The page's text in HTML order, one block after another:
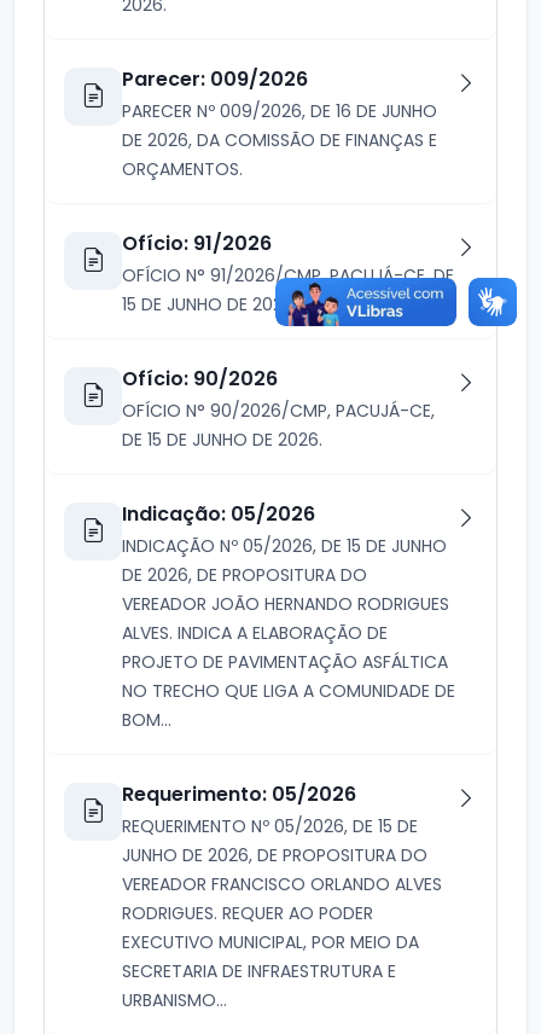
Parecer: 009/2026
PARECER Nº 009/2026, DE 16 DE JUNHO
DE 2026, DA COMISSÃO DE FINANÇAS E
ORÇAMENTOS.
Ofício: 91/2026
OFÍCIO N° 91/2026/CMP, PACUJÁ-CE, DE
15 DE JUNHO DE 2026.
Ofício: 90/2026
OFÍCIO N° 90/2026/CMP, PACUJÁ-CE,
DE 15 DE JUNHO DE 2026.
Indicação: 05/2026
INDICAÇÃO Nº 05/2026, DE 15 DE JUNHO
DE 2026, DE PROPOSITURA DO
VEREADOR JOÃO HERNANDO RODRIGUES
ALVES. INDICA A ELABORAÇÃO DE
PROJETO DE PAVIMENTAÇÃO ASFÁLTICA
NO TRECHO QUE LIGA A COMUNIDADE DE
BOM...
Requerimento: 05/2026
REQUERIMENTO Nº 05/2026, DE 15 DE
JUNHO DE 2026, DE PROPOSITURA DO
VEREADOR FRANCISCO ORLANDO ALVES
RODRIGUES. REQUER AO PODER
EXECUTIVO MUNICIPAL, POR MEIO DA
SECRETARIA DE INFRAESTRUTURA E
URBANISMO...